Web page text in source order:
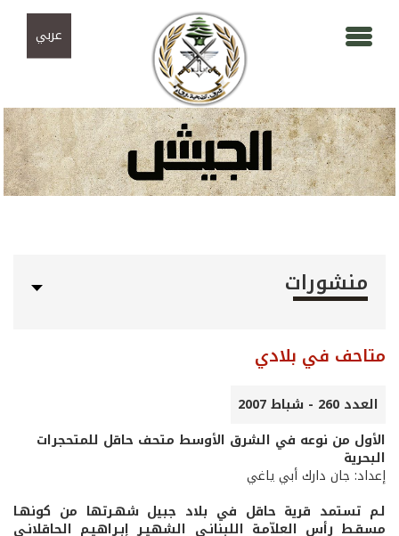
عربي
منشورات
متاحف في بلادي
العدد 260 - شباط 2007
الأول من نوعه في الشرق الأوسط متحف حاقل للمتحجرات
البحرية
إعداد: جان دارك أبي ياغي
لـم تستمد قرية حاقل في بلاد جبيل شهـرتها من كونهـا
مسقـط رأس العلاّمـة اللبنانـي الشهيـر إبـراهيـم الحاقلانـي